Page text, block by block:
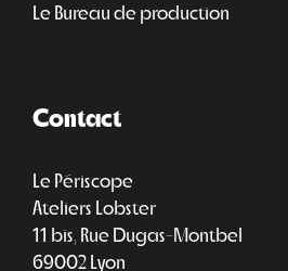
Le Bureau de production
Contact
Le Périscope
Ateliers Lobster
11 bis, Rue Dugas-Montbel
69002 Lyon